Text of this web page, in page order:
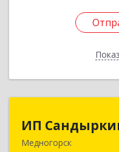
ИП
Медногорск462270,